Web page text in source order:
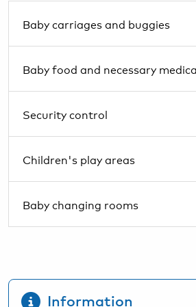
Baby carriages and buggies
Baby food and necessary
Security control
Children's play areas
Baby changing rooms
Information